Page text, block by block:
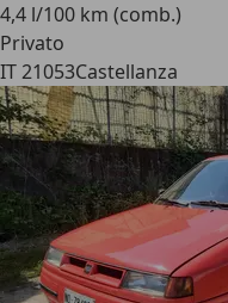
4,4 l/100 km (comb.)
Privato
IT 21053Castellanza